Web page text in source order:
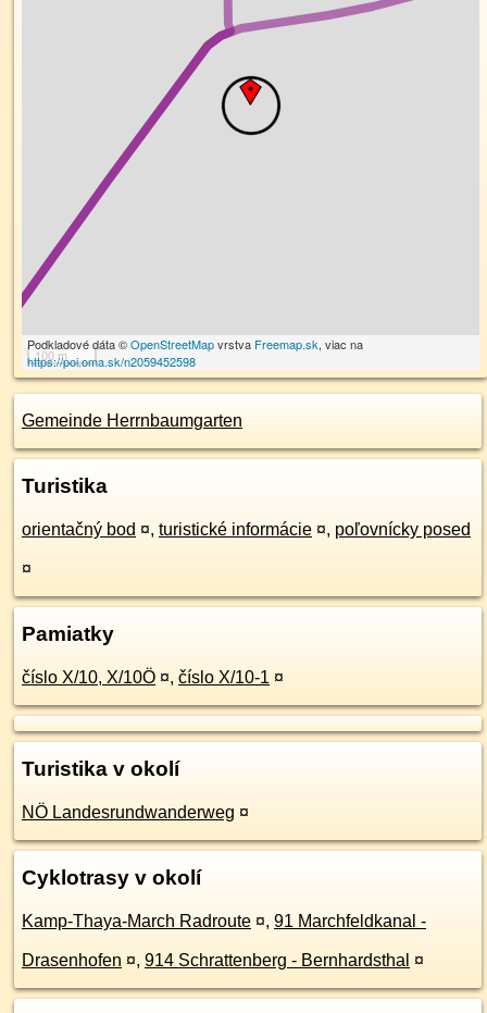
100 m
Podkladové dáta ©OpenStreetMapvrstva Freemap.sk, viac na
https://poi.oma.sk/n2059452598
Gemeinde Herrnbaumgarten
Turistika
orientačný bod ¤, turistické informácie ¤, poľovnícky posed
¤
Pamiatky
číslo X/10, X/10Ö ¤, číslo X/10-1 ¤
Turistika v okolí
NÖ Landesrundwanderweg ¤
Cyklotrasy v okolí
Kamp-Thaya-March Radroute ¤, 91 Marchfeldkanal -
Drasenhofen ¤, 914 Schrattenberg - Bernhardsthal ¤